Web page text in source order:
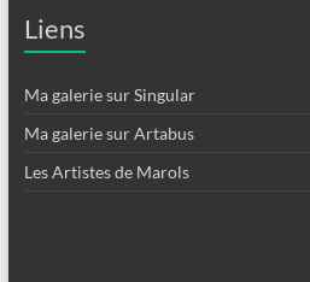
Liens
Ma galerie sur Singular
Ma galerie sur Artabus
Les Artistes de Marols